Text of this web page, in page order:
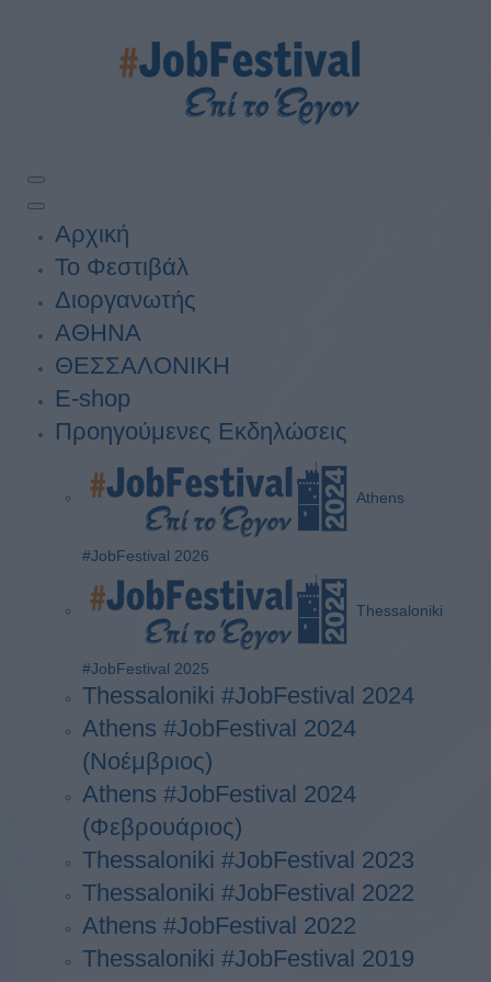
Αρχική
Το Φεστιβάλ
Διοργανωτής
ΑΘΗΝΑ
ΘΕΣΣΑΛΟΝΙΚΗ
E-shop
Προηγούμενες Εκδηλώσεις
Athens
#JobFestival 2026
Thessaloniki
#JobFestival 2025
Thessaloniki #JobFestival 2024
Athens #JobFestival 2024
(Νοέμβριος)
Athens #JobFestival 2024
(Φεβρουάριος)
Thessaloniki #JobFestival 2023
Thessaloniki #JobFestival 2022
Athens #JobFestival 2022
Thessaloniki #JobFestival 2019